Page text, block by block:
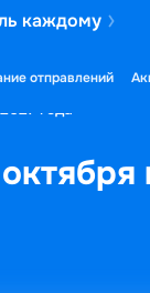
каждому
отправлений
года